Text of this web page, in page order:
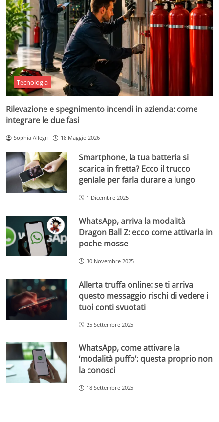
Tecnologia
Rilevazione e spegnimento incendi in azienda: come
integrare le due fasi
Sophia Allegri 18 Maggio 2026
Smartphone, la tua batteria si
scarica in fretta? Ecco il trucco
geniale per farla durare a lungo
1 Dicembre 2025
WhatsApp, arriva la modalità
Dragon Ball Z: ecco come attivarla in
poche mosse
30 Novembre 2025
Allerta truffa online: se ti arriva
questo messaggio rischi di vedere i
tuoi conti svuotati
25 Settembre 2025
WhatsApp, come attivare la
‘modalità puffo’: questa proprio non
la conosci
18 Settembre 2025